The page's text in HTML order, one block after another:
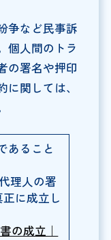
争など民事訴
個人間のトラ
の署名や押印
関しては、
あること
理人の署
に成立し
の成立｜